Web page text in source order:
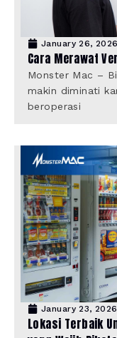
January 26, 2026
Cara Merawat
Monster Mac –
makin diminati
beroperasi
January 23, 2026
Lokasi Terbaik